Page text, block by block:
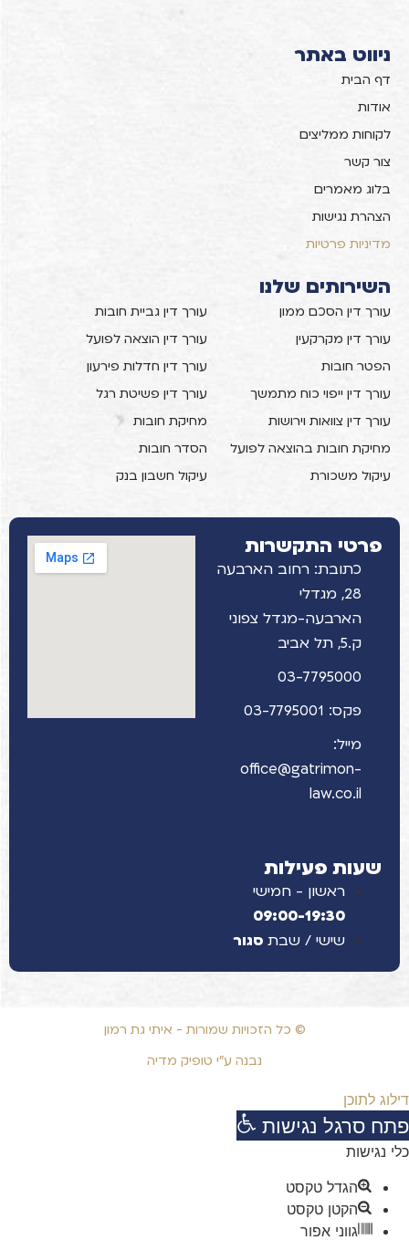
ניווט באתר
דף הבית
אודות
לקוחות ממליצים
צור קשר
בלוג מאמרים
הצהרת נגישות
מדיניות פרטיות
השירותים שלנו
עורך דין הסכם ממון
עורך דין גביית חובות
עורך דין מקרקעין
עורך דין הוצאה לפועל
הפטר חובות
עורך דין חדלות פירעון
עורך דין ייפוי כוח מתמשך
עורך דין פשיטת רגל
עורך דין צוואות וירושות
מחיקת חובות
מחיקת חובות בהוצאה לפועל
הסדר חובות
עיקול משכורת
עיקול חשבון בנק
פרטי התקשרות
כתובת: רחוב הארבעה
28, מגדלי
הארבעה-מגדל צפוני
ק.5, תל אביב
03-7795000
פקס: 03-7795001
מייל:
office@gatrimon-
law.co.il
שעות פעילות
ראשון - חמישי
09:00-19:30
שישי / שבת סגור
© כל הזכויות שמורות - איתי גת רמון
נבנה ע"י טופיק מדיה
דילוג לתוכן
פתח סרגל נגישות
כלי נגישות
הגדל טקסט
הקטן טקסט
גווני אפור